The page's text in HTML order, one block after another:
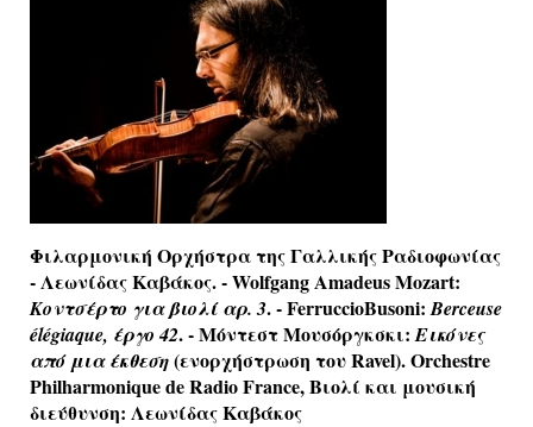
Φιλαρμονική Ορχήστρα της Γαλλικής Ραδιοφωνίας
- Λεωνίδας Καβάκος. - Wolfgang Amadeus Mozart:
Κοντσέρτο για βιολί αρ. 3. - FerruccioBusoni: Berceuse
élégiaque, έργο 42. - Μόντεστ Μουσόργκσκι: Εικόνες
από μια έκθεση(ενορχήστρωση του Ravel). Orchestre
Philharmonique de Radio France, Βιολί και μουσική
διεύθυνση: Λεωνίδας Καβάκος